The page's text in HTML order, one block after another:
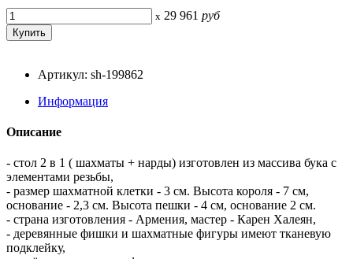
x 29 961 руб
Артикул: sh-199862
Информация
Описание
- стол 2 в 1 ( шахматы + нарды) изготовлен из массива бука с
элементами резьбы,
- размер шахматной клетки - 3 см. Высота короля - 7 см,
основание - 2,3 см. Высота пешки - 4 см, основание 2 см.
- страна изготовления - Армения, мастер - Карен Халеян,
- деревянные фишки и шахматные фигуры имеют тканевую
подклейку,